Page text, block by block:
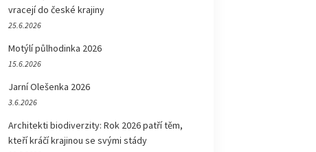
vracejí do české krajiny
25.6.2026
Motýlí půlhodinka 2026
15.6.2026
Jarní Olešenka 2026
3.6.2026
Architekti biodiverzity: Rok 2026 patří těm,
kteří kráčí krajinou se svými stády